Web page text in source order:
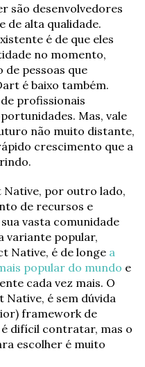
são desenvolvedores
de alta qualidade.
é de que eles
no momento,
pessoas que
é baixo também.
profissionais
Mas, vale
não muito distante,
crescimento que a
Native, por outro lado,
de recursos e
vasta comunidade
variante popular,
Native, é de longe a
popular do mundo e
cada vez mais. O
Native, é sem dúvida
framework de
difícil contratar, mas o
escolher é muito